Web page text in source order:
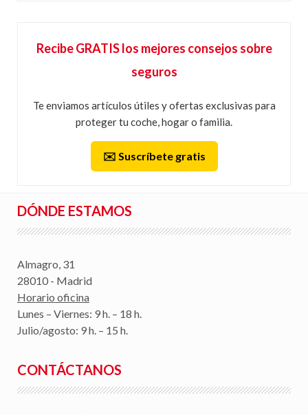
Recibe GRATIS los mejores consejos sobre
seguros
Te enviamos artículos útiles y ofertas exclusivas para
proteger tu coche, hogar o familia.
✉️ Suscríbete gratis
DÓNDE ESTAMOS
Almagro, 31
28010 - Madrid
Horario oficina
Lunes – Viernes: 9 h. – 18 h.
Julio/agosto: 9 h. – 15 h.
CONTÁCTANOS